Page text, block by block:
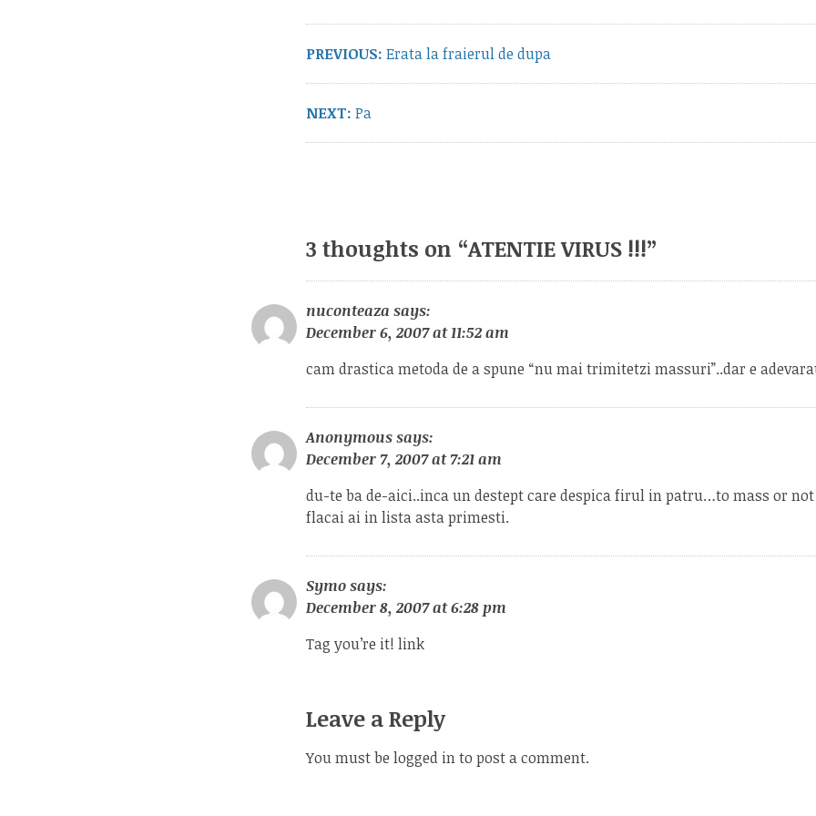
PREVIOUS: Previous
Erata la fraierul de dupa
NEXT: Next
Pa
3 thoughts on “ATENTIE VIRUS !!!”
nuconteaza says:
December 6, 2007 at 11:52 am
cam drastica metoda de a spune “nu mai trimitetzi massuri”..dar e
Anonymoussays:
December 7, 2007 at 7:21 am
du-te ba de-aici..inca un destept care despica firul in patru…to mass or
flacai ai in lista asta primesti.
Symosays:
December 8, 2007 at 6:28 pm
Tag you’re it! link
Leave a Reply
You must be logged into post a comment.